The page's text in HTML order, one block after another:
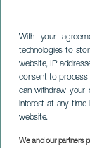
With your
technologies to
website, IP
consent to process
can withdraw your
interest at any time
website.
We and our partners
LA PALMA